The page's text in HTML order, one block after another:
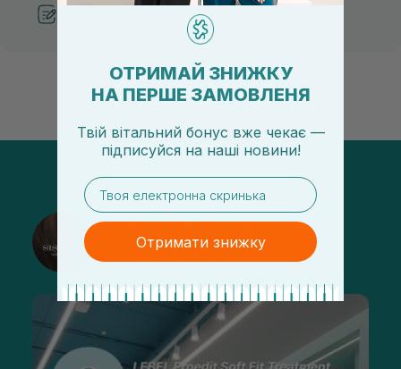
Рекомендації від косметологів
@sisters_stelmakh в Instagram
Підписатися
ОТРИМАЙ ЗНИЖКУ
НА ПЕРШЕ ЗАМОВЛЕНЯ
Твій вітальний бонус вже чекає —
підписуйся на наші новини!
email
Отримати знижку